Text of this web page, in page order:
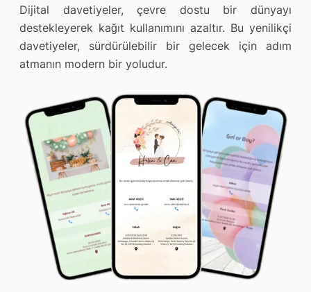
Dijital davetiyeler, çevre dostu bir dünyayı
destekleyerek kağıt kullanımını azaltır. Bu yenilikçi
davetiyeler, sürdürülebilir bir gelecek için adım
atmanın modern bir yoludur.